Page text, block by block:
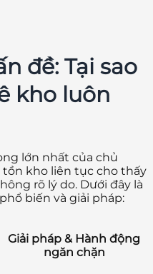
đề: Tại sao
kho luôn
lớn nhất của chủ
tồn kho liên tục cho thấy
rõ lý do. Dưới đây là
biến và giải pháp:
Giải pháp & Hành động
ngăn chặn